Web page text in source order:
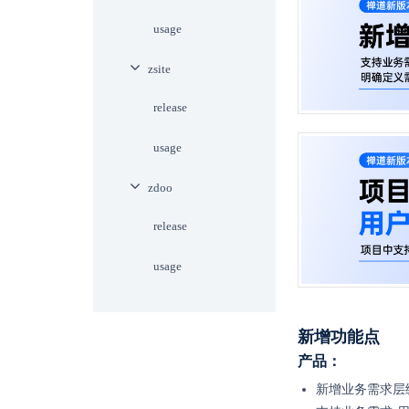
新增功能点
产品：
新增业务需求层
usage
zsite
release
usage
zdoo
release
usage